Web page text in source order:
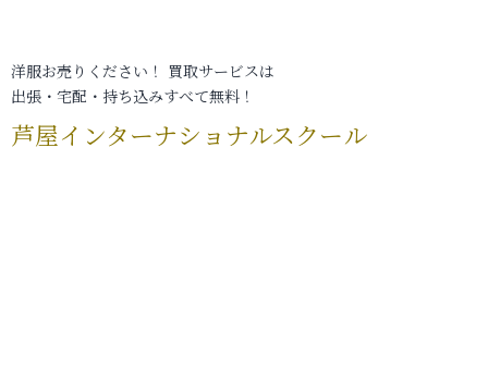
洋服お売りください！ 買取サービスは
出張・宅配・持ち込みすべて無料！
芦屋インターナショナルスクール